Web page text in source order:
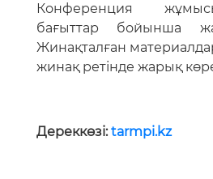
Конференция
бағыттар бойынша
Жинақталған
жинақ ретінде жарық
Дереккөзі:tarmpi.kz